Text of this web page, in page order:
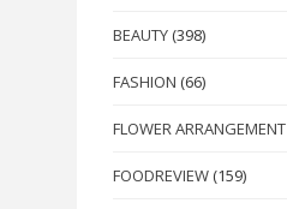
BEAUTY (398)
FASHION (66)
FLOWER ARRANGEMENT
FOODREVIEW (159)